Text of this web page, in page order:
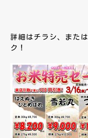
詳細はチラシ、または
ク！